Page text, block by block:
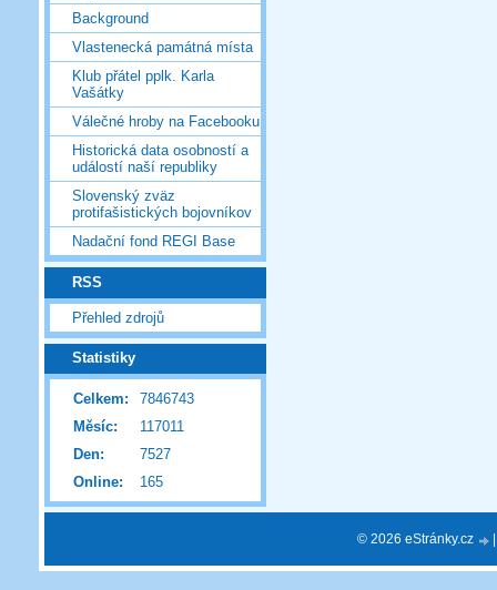
Background
Vlastenecká památná místa
Klub přátel pplk. Karla
Vašátky
Válečné hroby na Facebooku
Historická data osobností a
událostí naší republiky
Slovenský zväz
protifašistických bojovníkov
Nadační fond REGI Base
RSS
Přehled zdrojů
Statistiky
Online: 165
Celkem:
7846743
Měsíc:
117011
Den:
7527
© 2026 eStránky.cz